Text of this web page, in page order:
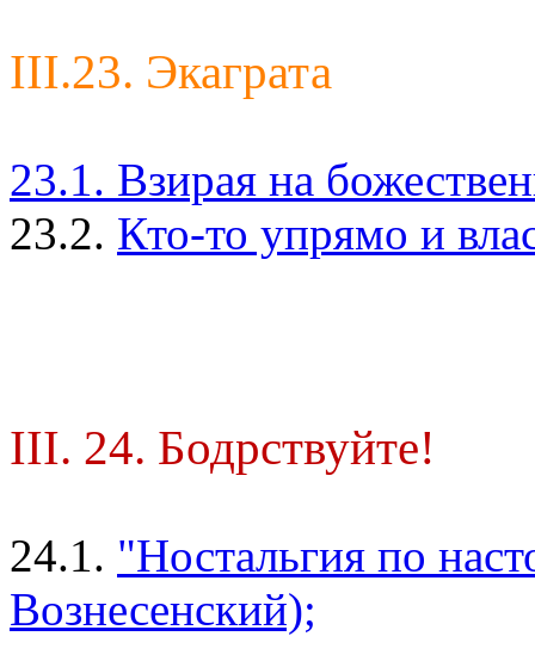
III.23. Экаграта
23.1. Взирая на
23.2. Кто-то упрямо и
III. 24. Бодрствуйте!
24.1. "Ностальгия по
Вознесенский);